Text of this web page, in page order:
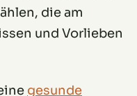
die am
und Vorlieben
gesunde